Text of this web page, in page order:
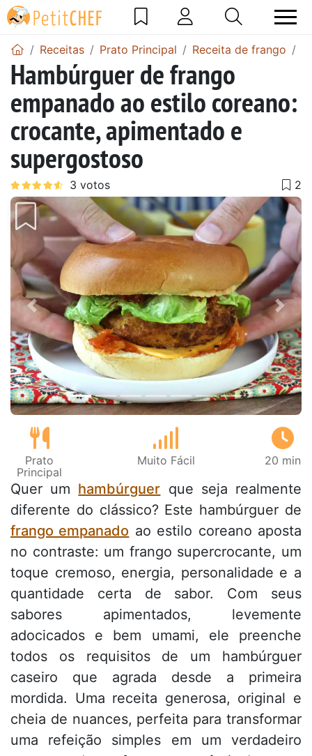
Receitas Prato Principal Receita de frango
Hambúrguer de frango
empanado ao estilo coreano:
crocante, apimentado e
supergostoso
Anterior Next
Prato
Principal
Muito Fácil 20 min
Quer um hambúrguer que seja realmente
diferente do clássico? Este hambúrguer de
frango empanado ao estilo coreano aposta
no contraste: um frango supercrocante, um
toque cremoso, energia, personalidade e a
quantidade certa de sabor. Com seus
sabores apimentados, levemente
adocicados e bem umami, ele preenche
todos os requisitos de um hambúrguer
caseiro que agrada desde a primeira
mordida. Uma receita generosa, original e
cheia de nuances, perfeita para transformar
uma refeição simples em um verdadeiro